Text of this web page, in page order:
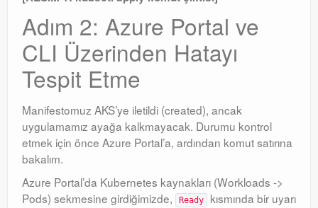
Adım 2: Azure Portal ve
CLI Üzerinden Hatayı
Tespit Etme
Manifestomuz AKS’ye iletildi (created), ancak
uygulamamız ayağa kalkmayacak. Durumu kontrol
etmek için önce Azure Portal’a, ardından komut satırına
bakalım.
Azure Portal’da Kubernetes kaynakları (Workloads ->
Pods) sekmesine girdiğimizde,
Ready
kısmında bir uyarı